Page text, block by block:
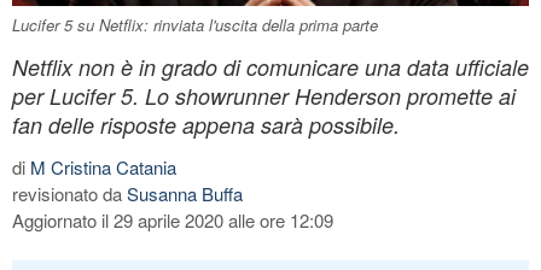
Lucifer 5 su Netflix: rinviata l'uscita della prima parte
Netflix non è in grado di comunicare una data ufficiale
per Lucifer 5. Lo showrunner Henderson promette ai
fan delle risposte appena sarà possibile.
di M Cristina Catania
revisionato daSusanna Buffa
Aggiornato il 29 aprile 2020 alle ore 12:09